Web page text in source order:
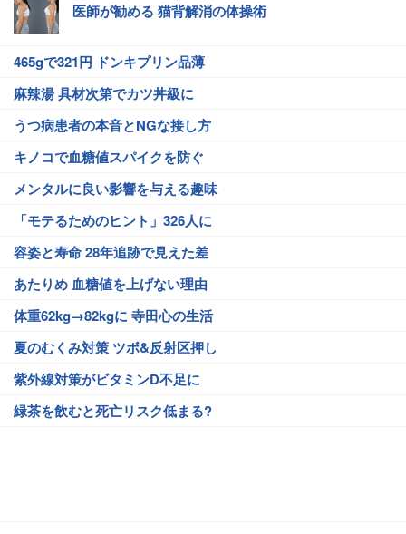
医師が勧める 猫背解消の体操術
465gで321円 ドンキプリン品薄
麻辣湯 具材次第でカツ丼級に
うつ病患者の本音とNGな接し方
キノコで血糖値スパイクを防ぐ
メンタルに良い影響を与える趣味
「モテるためのヒント」326人に
容姿と寿命 28年追跡で見えた差
あたりめ 血糖値を上げない理由
体重62kg→82kgに 寺田心の生活
夏のむくみ対策 ツボ&反射区押し
紫外線対策がビタミンD不足に
緑茶を飲むと死亡リスク低まる?